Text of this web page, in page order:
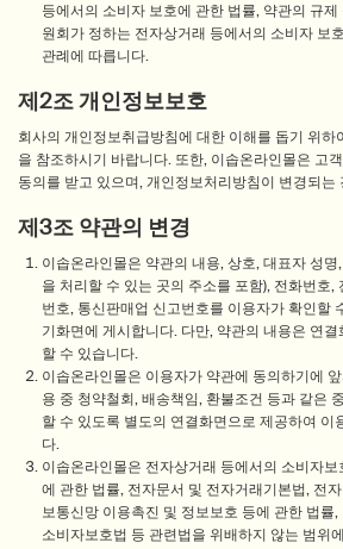
등에서의 소비자 보호에 관한 법률, 약관의 규
원회가 정하는 전자상거래 등에서의 소비자 보
관례에 따릅니다.
제2조 개인정보보호
회사의 개인정보취급방침에 대한 이해를 돕기 위하
을 참조하시기 바랍니다. 또한, 이솝온라인몰은 고
동의를 받고 있으며, 개인정보처리방침이 변경되는
제3조 약관의 변경
이솝온라인몰은 약관의 내용, 상호, 대표자 성
을 처리할 수 있는 곳의 주소를 포함), 전화번호,
번호, 통신판매업 신고번호를 이용자가 확인할
기화면에 게시합니다. 다만, 약관의 내용은 연
할 수 있습니다.
이솝온라인몰은 이용자가 약관에 동의하기에
용 중 청약철회, 배송책임, 환불조건 등과 같은
할 수 있도록 별도의 연결화면으로 제공하여 이
다.
이솝온라인몰은 전자상거래 등에서의 소비자
에 관한 법률, 전자문서 및 전자거래기본법, 전
보통신망 이용촉진 및 정보보호 등에 관한 법률
소비자보호법 등 관련법을 위배하지 않는 범위